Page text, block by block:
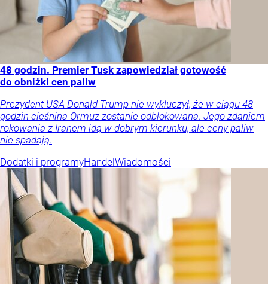
48 godzin. Premier Tusk zapowiedział gotowość
do obniżki cen paliw
Prezydent USA Donald Trump nie wykluczył, że w ciągu 48
godzin cieśnina Ormuz zostanie odblokowana. Jego zdaniem
rokowania z Iranem idą w dobrym kierunku, ale ceny paliw
nie spadają.
Dodatki i programyHandel Wiadomości